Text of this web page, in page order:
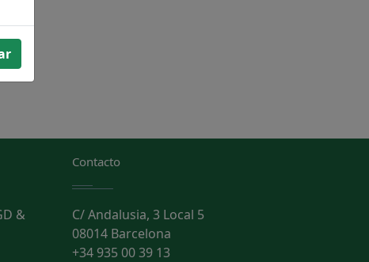
&
Contacto
C/ Andalusia, 3 Local 5
08014 Barcelona
+34 935 00 39 13